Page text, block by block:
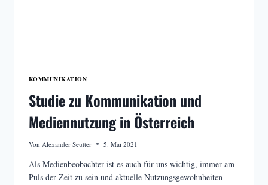
KOMMUNIKATION
Studie zu Kommunikation und
Mediennutzung in Österreich
Von Alexander Seutter 5. Mai 2021
Als Medienbeobachter ist es auch für uns wichtig, immer am
Puls der Zeit zu sein und aktuelle Nutzungsgewohnheiten